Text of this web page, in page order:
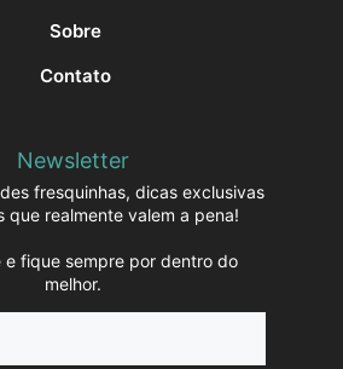
Sobre
Contato
Newsletter
fresquinhas, dicas exclusivas
que realmente valem a pena!
e fique sempre por dentro do
melhor.